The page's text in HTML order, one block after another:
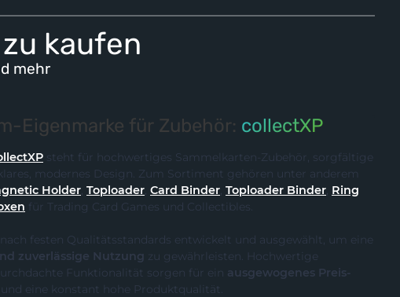
kaufen
mehr
Eigenmarke für Zubehör: collectXP
steht für hochwertiges Sammelkarten-Zubehör, sorgfältige
modernes Design. Zum Sortiment gehören unter anderem
Holder, Toploader, Card Binder, Toploader Binder, Ring
für Trading Card Games und Collectibles.
festen Qualitätsstandards entwickelt und ausgewählt, um eine
zuverlässige Nutzung zu gewährleisten. Hochwertige
Funktionalität sorgen für ein ausgewogenes Preis-
und eine konstant hohe Produktqualität.